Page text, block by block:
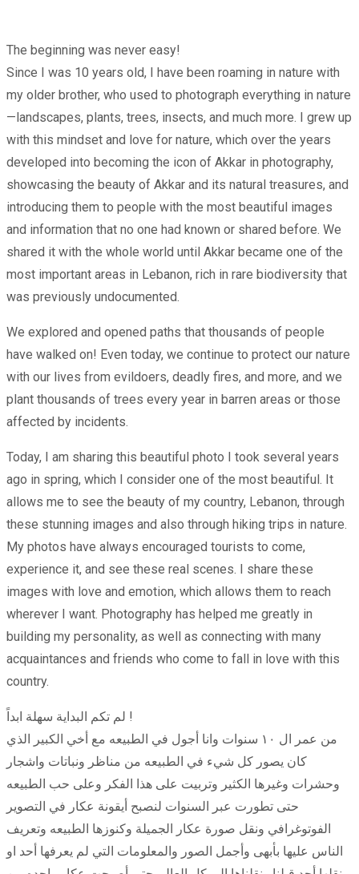
The beginning was never easy!
Since I was 10 years old, I have been roaming in nature with
my older brother, who used to photograph everything in nature
—landscapes, plants, trees, insects, and much more. I grew up
with this mindset and love for nature, which over the years
developed into becoming the icon of Akkar in photography,
showcasing the beauty of Akkar and its natural treasures, and
introducing them to people with the most beautiful images
and information that no one had known or shared before. We
shared it with the whole world until Akkar became one of the
most important areas in Lebanon, rich in rare biodiversity that
was previously undocumented.
We explored and opened paths that thousands of people
have walked on! Even today, we continue to protect our nature
with our lives from evildoers, deadly fires, and more, and we
plant thousands of trees every year in barren areas or those
affected by incidents.
Today, I am sharing this beautiful photo I took several years
ago in spring, which I consider one of the most beautiful. It
allows me to see the beauty of my country, Lebanon, through
these stunning images and also through hiking trips in nature.
My photos have always encouraged tourists to come,
experience it, and see these real scenes. I share these
images with love and emotion, which allows them to reach
wherever I want. Photography has helped me greatly in
building my personality, as well as connecting with many
acquaintances and friends who come to fall in love with this
country.
لم تكم البداية سهلة ابداً !
من عمر ال ١٠ سنوات وانا أجول في الطبيعه مع أخي الكبير الذي
كان يصور كل شيء في الطبيعه من مناظر ونباتات واشجار
وحشرات وغيرها الكثير وتربيت على هذا الفكر وعلى حب الطبيعه
حتى تطورت عبر السنوات لنصبح أيقونة عكار في التصوير
الفوتوغرافي ونقل صورة عكار الجميلة وكنوزها الطبيعه وتعريف
الناس عليها بأبهى وأجمل الصور والمعلومات التي لم يعرفها أحد او